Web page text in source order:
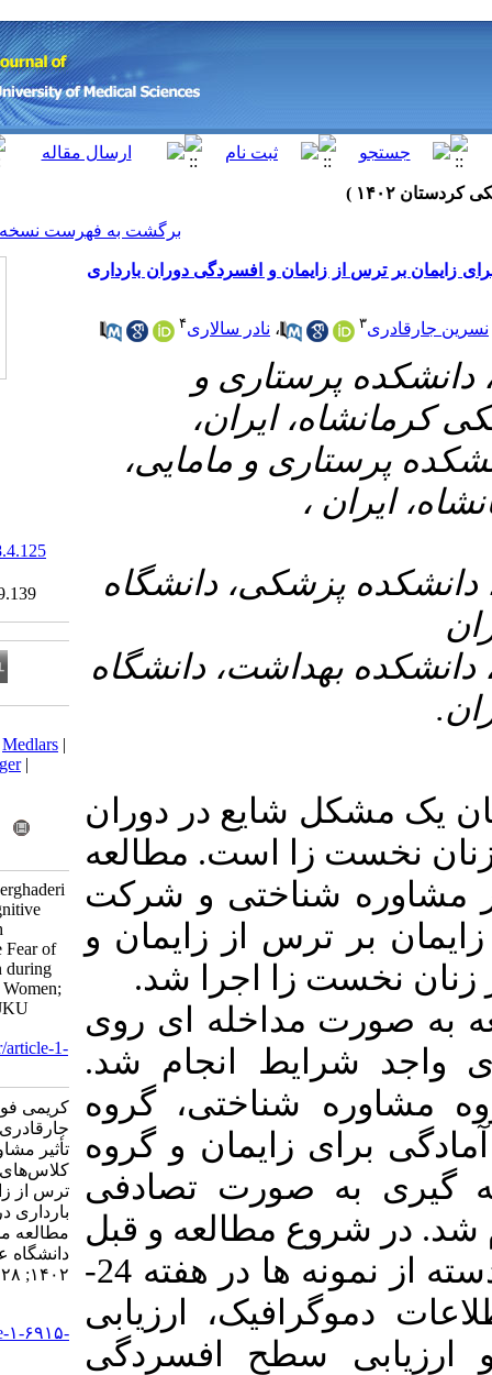
برگشت به فهرست نسخه ها
و افسردگی دوران بارداری
،نادر سالاری ۴
و
ایران،
و مامایی،
دانشگاه
دانشگاه
در دوران
است. مطالعه
و شرکت
از زایمان و
اجرا شد.
­ای روی
انجام شد.
گروه
و گروه
تصادفی
مطالعه و قبل
از اجرای مداخله برای هر دسته از نمونه ­ها در هفته 24-
ارزیابی
افسردگی
Ethics code:
IR.KUMS.REC.1399.139
BibTeX |
ProCite
Send citation to:
Mendeley
Zotero
Karimi F, Kaboudi M, jaberghaderi
N, Salari N. Effect of Cognitive
Counseling and Childbirth
Preparation Classes on the Fear of
Childbirth and Depression during
Pregnancy in Primiparous Women;
an Experimental Study. SJKU
2023; 28 (4) :125-138
URL:http://sjku.muk.ac.ir/article-1-
6915-fa.html
کریمی فوزیه، کبودی مرضیه،
جارقادری نسرین، سالاری نادر.
تأثیر مشاوره شناختی و شرکت در
کلاس‌های آمادگی برای زایمان بر
ترس از زایمان و افسردگی دوران
بارداری در زنان نخست زا: یک
مطالعه مداخله‌ای. مجله علمي
دانشگاه علوم پزشكي كردستان.
۱۴۰۲; ۲۸ (۴) :۱۲۵-۱۳۸
http://sjku.muk.ac.ir/article-۱-۶۹۱۵-